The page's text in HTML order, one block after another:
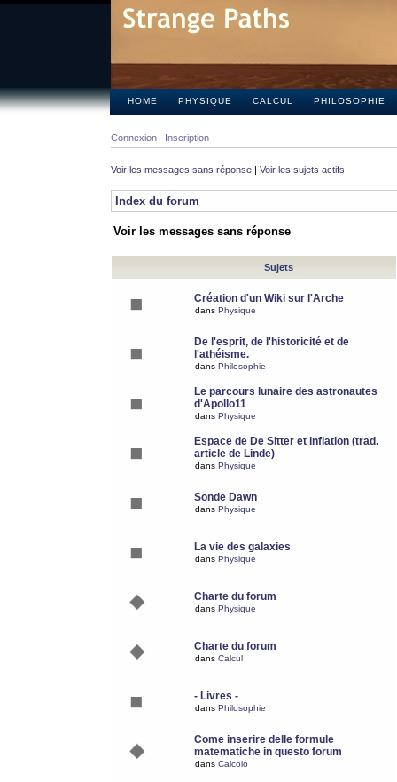
HOME PHYSIQUE CALCUL PHILOSOPHIE
Connexion Inscription
Voir les messages sans réponse | Voir les sujets actifs
Index du forum
Voir les messages sans réponse
Sujets
Création d'un Wiki sur l'Arche
dans Physique
De l'esprit, de l'historicité et de
l'athéisme.
dans Philosophie
Le parcours lunaire des astronautes
d'Apollo11
dans Physique
Espace de De Sitter et inflation (trad.
article de Linde)
dans Physique
Sonde Dawn
dans Physique
La vie des galaxies
dans Physique
Charte du forum
dans Physique
Charte du forum
dans Calcul
- Livres -
dans Philosophie
Come inserire delle formule
matematiche in questo forum
dans Calcolo